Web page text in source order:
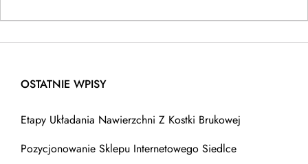
OSTATNIE WPISY
Etapy Układania Nawierzchni Z Kostki Brukowej
Pozycjonowanie Sklepu Internetowego Siedlce